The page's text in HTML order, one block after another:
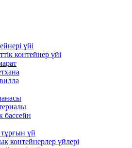
үйі
контейнер үйі
бассейн
үй
контейнерлер үйлері